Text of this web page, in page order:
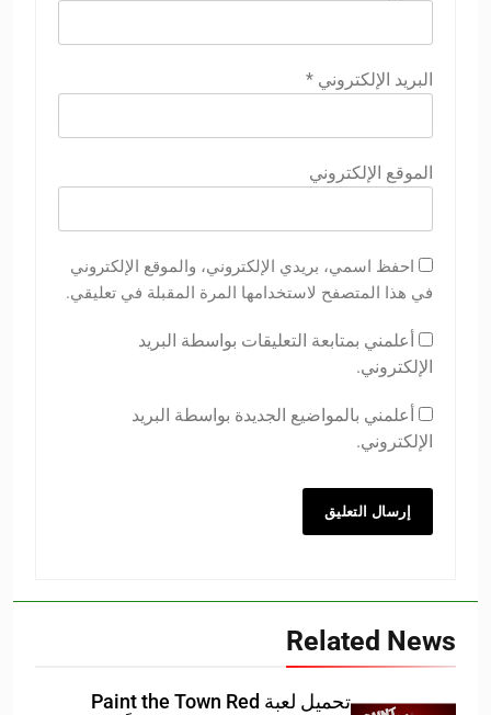
البريد الإلكتروني *
الموقع الإلكتروني
احفظ اسمي، بريدي الإلكتروني، والموقع الإلكتروني
في هذا المتصفح لاستخدامها المرة المقبلة في تعليقي.
أعلمني بمتابعة التعليقات بواسطة البريد
الإلكتروني.
أعلمني بالمواضيع الجديدة بواسطة البريد
الإلكتروني.
Related News
تحميل لعبة Paint the Town Red